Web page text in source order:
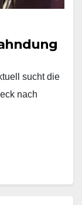
sucht die
nach